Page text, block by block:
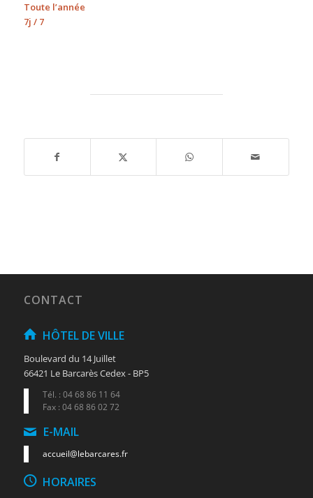
Toute l’année
7j / 7
CONTACT
HÔTEL DE VILLE
Boulevard du 14 Juillet
66421 Le Barcarès Cedex - BP5
Tél. : 04 68 86 11 64
Fax : 04 68 86 02 72
E-MAIL
accueil@lebarcares.fr
HORAIRES